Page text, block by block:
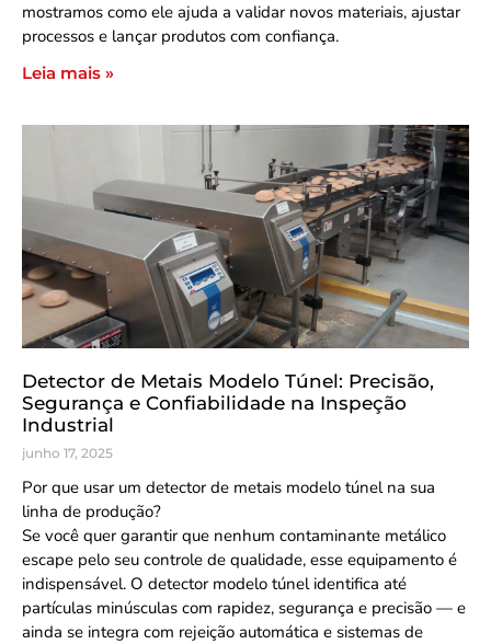
mostramos como ele ajuda a validar novos materiais, ajustar
processos e lançar produtos com confiança.
Leia mais »
Detector de Metais Modelo Túnel: Precisão,
Segurança e Confiabilidade na Inspeção
Industrial
junho 17, 2025
Por que usar um detector de metais modelo túnel na sua
linha de produção?
Se você quer garantir que nenhum contaminante metálico
escape pelo seu controle de qualidade, esse equipamento é
indispensável. O detector modelo túnel identifica até
partículas minúsculas com rapidez, segurança e precisão — e
ainda se integra com rejeição automática e sistemas de